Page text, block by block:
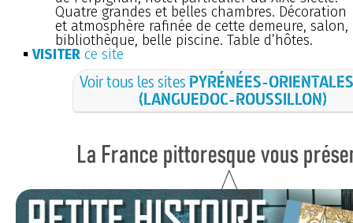
Quatre grandes et belles chambres. Décoration
et atmosphère rafinée de cette demeure, salon,
bibliothèque, belle piscine. Table d’hôtes.
VISITER ce site
Voir tous les sites PYRÉNÉES-
(LANGUEDOC-ROUSSILLON)